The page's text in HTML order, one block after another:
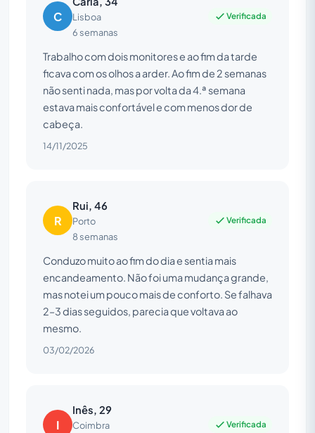
C
Lisboa
6 semanas
Verificada
Trabalho com dois monitores e ao fim da tarde
ficava com os olhos a arder. Ao fim de 2 semanas
não senti nada, mas por volta da 4.ª semana
estava mais confortável e com menos dor de
cabeça.
14/11/2025
R
Rui, 46
Porto
8 semanas
Verificada
Conduzo muito ao fim do dia e sentia mais
encandeamento. Não foi uma mudança grande,
mas notei um pouco mais de conforto. Se falhava
2–3 dias seguidos, parecia que voltava ao
mesmo.
03/02/2026
I
Inês, 29
Coimbra
Verificada